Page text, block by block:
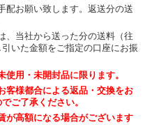
配お願い致します。返送分の送
、当社から送った分の送料（往
いた金額をご指定の口座にお振
用・未開封品に限ります。
客様都合による返品・交換をお
ご了承ください。
が高額になる場合がございます